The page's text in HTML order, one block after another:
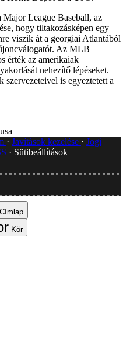
Major League Baseball, az
hogy tiltakozásképen egy
viszik át a georgiai Atlantából
Az MLB
érték az amerikaiak
nehezítő lépéseket.
is egyeztetett a
usa
Javítások kezelése
Jogi
Sütibeállítások
Címlap
Kör